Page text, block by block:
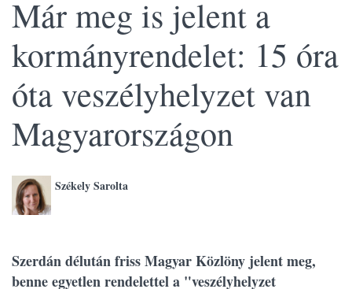
Már meg is jelent a
kormányrendelet: 15 óra
óta veszélyhelyzet van
Magyarországon
Székely Sarolta
Szerdán délután friss Magyar Közlöny jelent meg,
benne egyetlen rendelettel a "veszélyhelyzet